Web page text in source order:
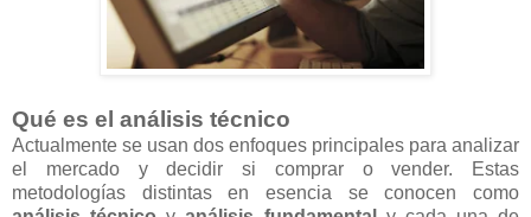
Qué es el análisis técnico
Actualmente se usan dos enfoques principales para analizar
el mercado y decidir si comprar o vender. Estas
metodologías distintas en esencia se conocen como